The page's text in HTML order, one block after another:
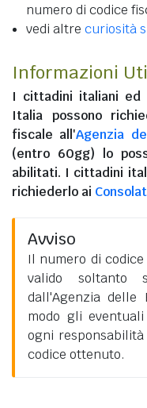
numero di codice
vedi altre curiosità
Informazioni
I cittadini italiani ed
Italia possono
fiscale all'Agenzia
(entro 60gg) lo
abilitati. I cittadini
richiederlo ai
Avviso
Il numero di
valido
dall'Agenzia delle
modo gli
ogni
codice ottenuto.